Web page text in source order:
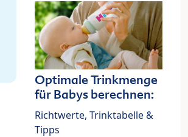
Optimale Trinkmenge
für Babys berechnen:
Richtwerte, Trinktabelle &
Tipps